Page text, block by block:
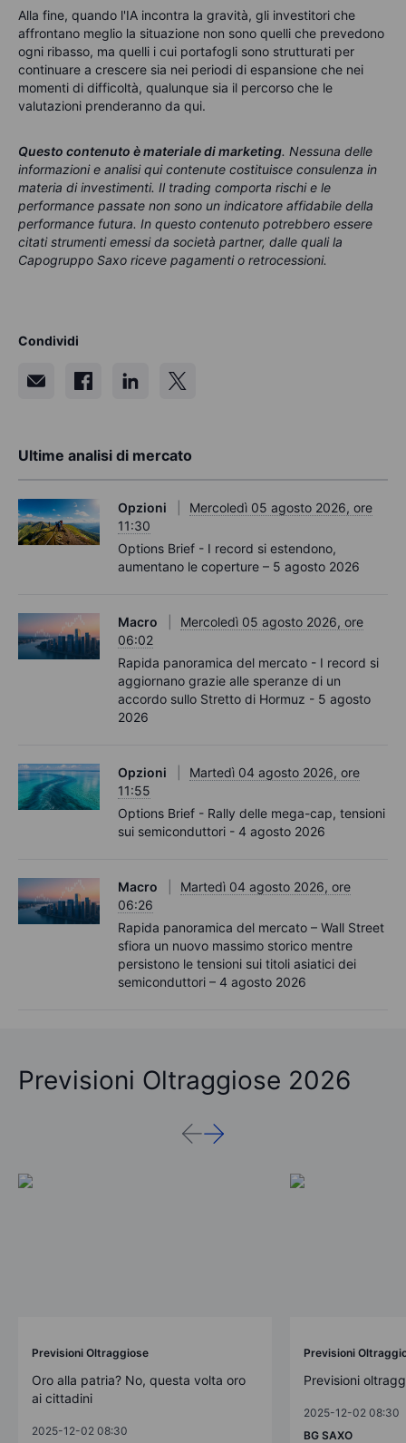
Alla fine, quando l'IA incontra la gravità, gli investitori che
affrontano meglio la situazione non sono quelli che prevedono
ogni ribasso, ma quelli i cui portafogli sono strutturati per
continuare a crescere sia nei periodi di espansione che nei
momenti di difficoltà, qualunque sia il percorso che le
valutazioni prenderanno da qui.
Questo contenuto è materiale di marketing. Nessuna delle
informazioni e analisi qui contenute costituisce consulenza in
materia di investimenti. Il trading comporta rischi e le
performance passate non sono un indicatore affidabile della
performance futura. In questo contenuto potrebbero essere
citati strumenti emessi da società partner, dalle quali la
Capogruppo Saxo riceve pagamenti o retrocessioni.
Condividi
Ultime analisi di mercato
Opzioni
Mercoledì 05 agosto 2026, ore
11:30
Options Brief - I record si estendono,
aumentano le coperture – 5 agosto 2026
Macro
Mercoledì 05 agosto 2026, ore
06:02
Rapida panoramica del mercato - I record si
aggiornano grazie alle speranze di un
accordo sullo Stretto di Hormuz - 5 agosto
2026
Opzioni
Martedì 04 agosto 2026, ore
11:55
Options Brief - Rally delle mega-cap, tensioni
sui semiconduttori - 4 agosto 2026
Macro
Martedì 04 agosto 2026, ore
06:26
Rapida panoramica del mercato – Wall Street
sfiora un nuovo massimo storico mentre
persistono le tensioni sui titoli asiatici dei
semiconduttori – 4 agosto 2026
Previsioni Oltraggiose 2026
Previsioni Oltraggiose
Oro alla patria? No, questa volta oro
ai cittadini
2025-12-02 08:30
Previsioni
Previsioni
2025-12-02 08:30
BG SAXO